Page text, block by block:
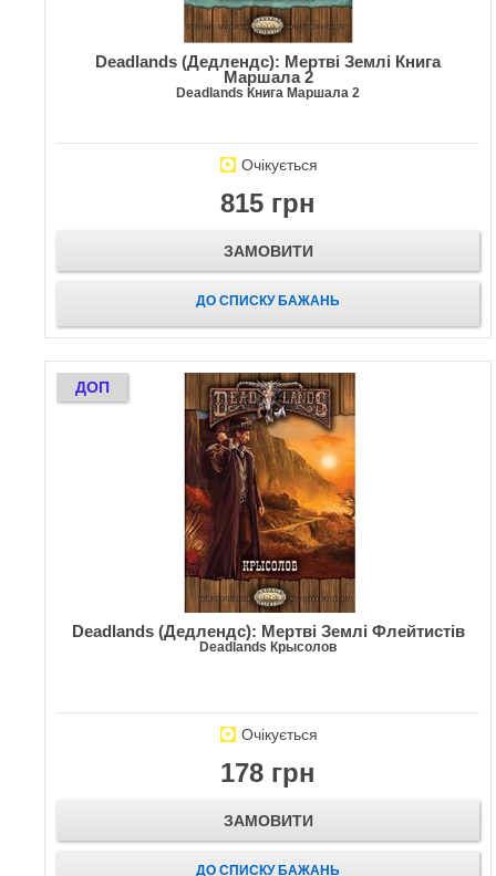
Deadlands (Дедлендс): Мертві Землі Книга
Маршала 2
Deadlands Книга Маршала 2
Очікується
815 грн
ЗАМОВИТИ
ДО СПИСКУ БАЖАНЬ
ДОП
Deadlands (Дедлендс): Мертві Землі Флейтистів
Deadlands Крысолов
Очікується
178 грн
ЗАМОВИТИ
ДО СПИСКУ БАЖАНЬ